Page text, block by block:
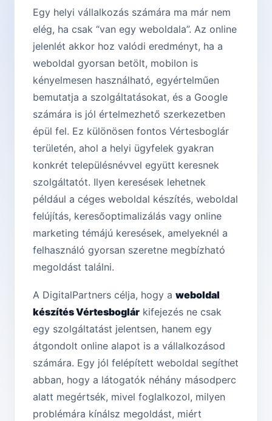
Egy helyi vállalkozás számára ma már nem
elég, ha csak “van egy weboldala”. Az online
jelenlét akkor hoz valódi eredményt, ha a
weboldal gyorsan betölt, mobilon is
kényelmesen használható, egyértelműen
bemutatja a szolgáltatásokat, és a Google
számára is jól értelmezhető szerkezetben
épül fel. Ez különösen fontos Vértesboglár
területén, ahol a helyi ügyfelek gyakran
konkrét településnévvel együtt keresnek
szolgáltatót. Ilyen keresések lehetnek
például a céges weboldal készítés, weboldal
felújítás, keresőoptimalizálás vagy online
marketing témájú keresések, amelyeknél a
felhasználó gyorsan szeretne megbízható
megoldást találni.
A DigitalPartners célja, hogy a weboldal
készítés Vértesboglár kifejezés ne csak
egy szolgáltatást jelentsen, hanem egy
átgondolt online alapot is a vállalkozásod
számára. Egy jól felépített weboldal segíthet
abban, hogy a látogatók néhány másodperc
alatt megértsék, mivel foglalkozol, milyen
problémára kínálsz megoldást, miért